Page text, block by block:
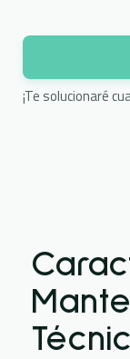
¡Te solucionaré